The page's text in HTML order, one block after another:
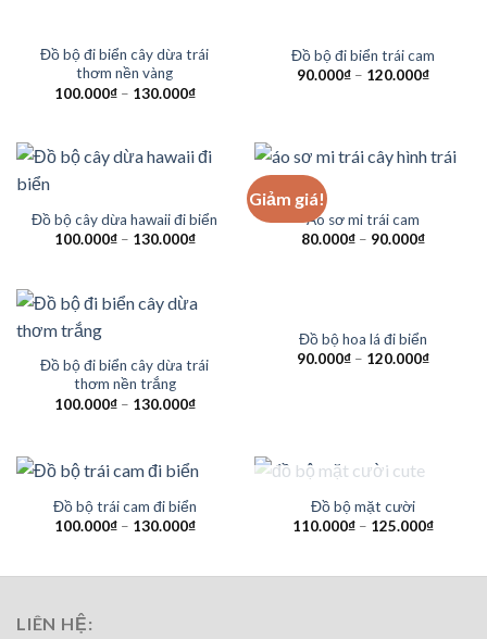
Đồ bộ đi biển cây dừa trái
thơm nền vàng
100.000₫– 130.000₫
Đồ bộ đi biển trái cam
90.000₫– 120.000₫
Đồ bộ cây dừa hawaii đi biển
100.000₫– 130.000₫
Giảm giá!
Áo sơ mi trái cam
80.000₫– 90.000₫
Đồ bộ đi biển cây dừa trái
thơm nền trắng
100.000₫– 130.000₫
Đồ bộ hoa lá đi biển
90.000₫– 120.000₫
Đồ bộ trái cam đi biển
100.000₫– 130.000₫
HẾT HÀNG
Đồ bộ mặt cười
110.000₫– 125.000₫
LIÊN HỆ: